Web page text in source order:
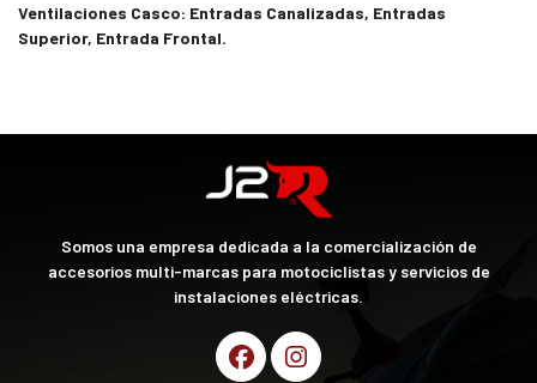
Ventilaciones Casco: Entradas Canalizadas, Entradas
Superior, Entrada Frontal.
Somos una empresa dedicada a la comercialización de
accesorios multi-marcas para motociclistas y servicios de
instalaciones eléctricas.